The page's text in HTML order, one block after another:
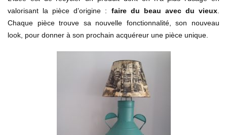
valorisant la pièce d’origine : faire du beau avec du vieux.
Chaque pièce trouve sa nouvelle fonctionnalité, son nouveau
look, pour donner à son prochain acquéreur une pièce unique.